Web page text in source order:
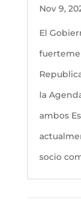
Nov 9,
El
la
ambos
socio